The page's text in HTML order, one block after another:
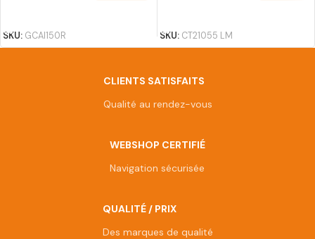
SKU: GCAI150R SKU: CT21055 LM
CLIENTS SATISFAITS
Qualité au rendez-vous
WEBSHOP CERTIFIÉ
Navigation sécurisée
QUALITÉ / PRIX
Des marques de qualité